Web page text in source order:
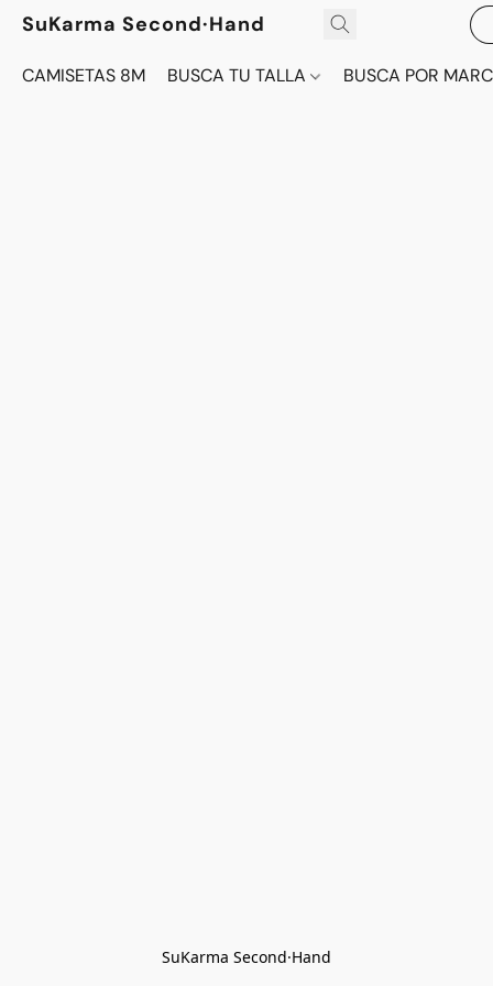
SuKarma Second·Hand
CAMISETAS 8M BUSCA TU TALLA BUSCA POR
SuKarma Second·Hand